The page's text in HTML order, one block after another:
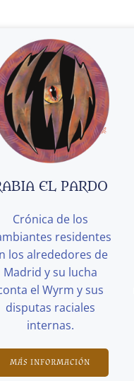
EL PARDO
Crónica de los
residentes
los alrededores de
Madrid y su lucha
el Wyrm y sus
disputas raciales
internas.
MÁS INFORMACIÓN